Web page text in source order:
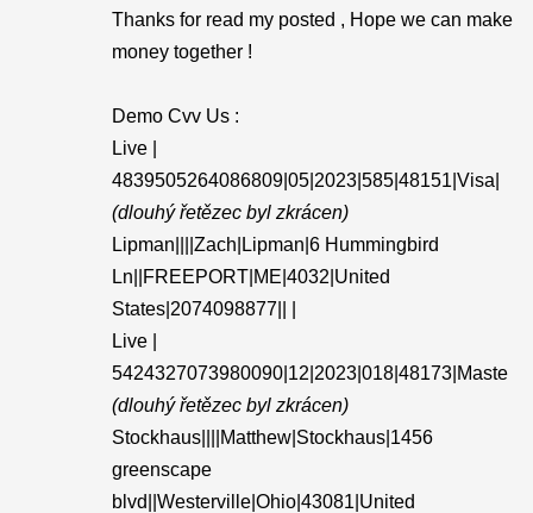
Thanks for read my posted , Hope we can make
money together !
Demo Cvv Us :
Live |
4839505264086809|05|2023|585|48151|Visa|
(dlouhý řetězec byl zkrácen)
Lipman||||Zach|Lipman|6 Hummingbird
Ln||FREEPORT|ME|4032|United
States|2074098877|| |
Live |
5424327073980090|12|2023|018|48173|Maste
(dlouhý řetězec byl zkrácen)
Stockhaus||||Matthew|Stockhaus|1456
greenscape
blvd||Westerville|Ohio|43081|United